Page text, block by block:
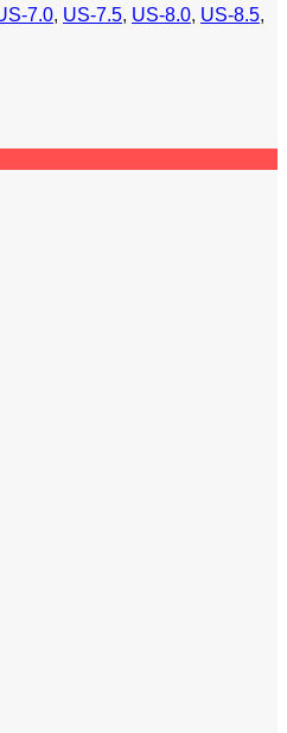
7.0, US-7.5, US-8.0, US-8.5,